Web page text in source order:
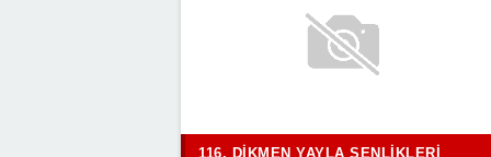
116. DIKMEN YAYLA ŞENLIKLERI